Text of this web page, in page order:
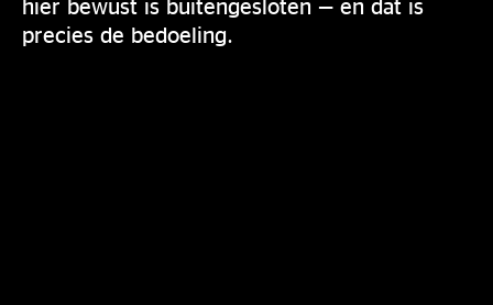
hier bewust is buitengesloten — en dat is
precies de bedoeling.